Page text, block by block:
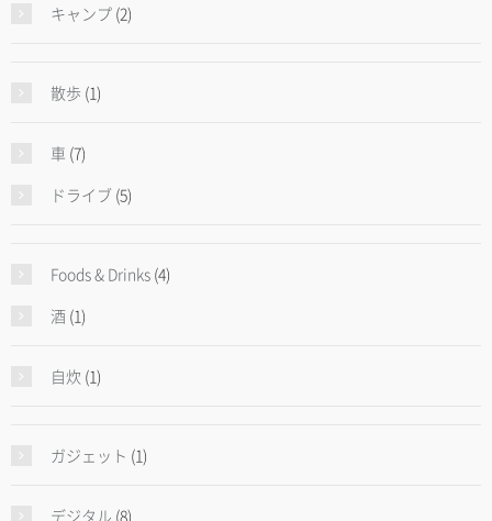
キャンプ (2)
散歩 (1)
車 (7)
ドライブ (5)
Foods & Drinks (4)
酒 (1)
自炊 (1)
ガジェット (1)
デジタル (8)